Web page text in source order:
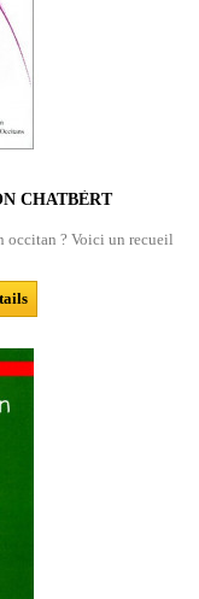
CHATBÈRT
occitan ? Voici un recueil